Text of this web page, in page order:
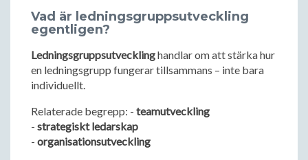
Vad är ledningsgruppsutveckling
egentligen?
Ledningsgruppsutvecklinghandlar om att stärka hur
en ledningsgrupp fungerar tillsammans – inte bara
individuellt.
Relaterade begrepp: - teamutveckling
- strategiskt ledarskap
- organisationsutveckling